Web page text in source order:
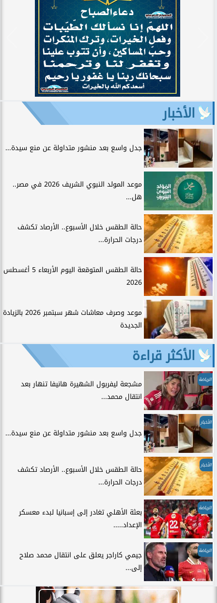
الأخبار
جدل واسع بعد منشور متداولة عن منع سيدة...
موعد المولد النبوي الشريف 2026 في مصر..
هل...
حالة الطقس خلال الأسبوع.. الأرصاد تكشف
درجات الحرارة...
حالة الطقس المتوقعة اليوم الأربعاء 5 أغسطس
2026
موعد وصرف معاشات شهر سبتمبر 2026 بالزيادة
الجديدة
الأكثر قراءة
الرياضة
مشجعة ليفربول الشهيرة هانيفا تنهار بعد
انتقال محمد...
الأخبار
جدل واسع بعد منشور متداولة عن منع سيدة...
الأخبار
حالة الطقس خلال الأسبوع.. الأرصاد تكشف
درجات الحرارة...
الرياضة
بعثة الأهلي تغادر إلى إسبانيا لبدء معسكر
الإعداد.....
الرياضة
جيمي كاراجر يعلق على انتقال محمد صلاح
إلى...